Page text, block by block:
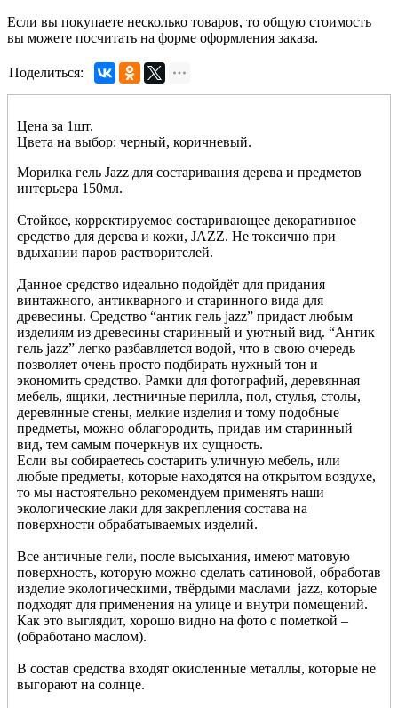
Если вы покупаете несколько товаров, то общую стоимость
вы можете посчитать на форме оформления заказа.
Поделиться:
Цена за 1шт.
Цвета на выбор: черный, коричневый.
Морилка гель Jazz для состаривания дерева и предметов
интерьера 150мл.
Стойкое, корректируемое состаривающее декоративное
средство для дерева и кожи, JAZZ. Не токсично при
вдыхании паров растворителей.
Данное средство идеально подойдёт для придания
винтажного, антикварного и старинного вида для
древесины. Средство “антик гель jazz” придаст любым
изделиям из древесины старинный и уютный вид. “Антик
гель jazz” легко разбавляется водой, что в свою очередь
позволяет очень просто подбирать нужный тон и
экономить средство. Рамки для фотографий, деревянная
мебель, ящики, лестничные перилла, пол, стулья, столы,
деревянные стены, мелкие изделия и тому подобные
предметы, можно облагородить, придав им старинный
вид, тем самым почеркнув их сущность.
Если вы собираетесь состарить уличную мебель, или
любые предметы, которые находятся на открытом воздухе,
то мы настоятельно рекомендуем применять наши
экологические лаки для закрепления состава на
поверхности обрабатываемых изделий.
Все античные гели, после высыхания, имеют матовую
поверхность, которую можно сделать сатиновой, обработав
изделие экологическими, твёрдыми маслами jazz, которые
подходят для применения на улице и внутри помещений.
Как это выглядит, хорошо видно на фото с пометкой –
(обработано маслом).
В состав средства входят окисленные металлы, которые не
выгорают на солнце.